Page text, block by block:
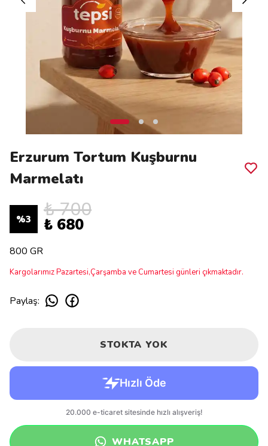
Erzurum Tortum Kuşburnu
Marmelatı
%3 ₺ 700
₺ 680
800 GR
Kargolarımız Pazartesi,Çarşamba ve Cumartesi günleri çıkmaktadır.
Paylaş:
STOKTA YOK
WHATSAPP